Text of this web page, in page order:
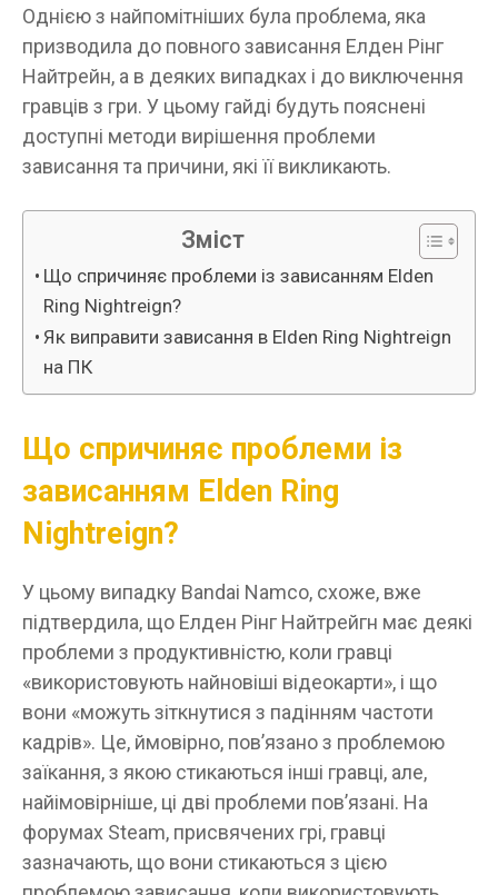
Однією з найпомітніших була проблема, яка
призводила до повного зависання Елден Рінг
Найтрейн, а в деяких випадках і до виключення
гравців з гри. У цьому гайді будуть пояснені
доступні методи вирішення проблеми
зависання та причини, які її викликають.
Зміст
Що спричиняє проблеми із зависанням Elden
Ring Nightreign?
Як виправити зависання в Elden Ring Nightreign
на ПК
Що спричиняє проблеми із
зависанням Elden Ring
Nightreign?
У цьому випадку Bandai Namco, схоже, вже
підтвердила, що Елден Рінг Найтрейгн має деякі
проблеми з продуктивністю, коли гравці
«використовують найновіші відеокарти», і що
вони «можуть зіткнутися з падінням частоти
кадрів». Це, ймовірно, пов’язано з проблемою
заїкання, з якою стикаються інші гравці, але,
найімовірніше, ці дві проблеми пов’язані. На
форумах Steam, присвячених грі, гравці
зазначають, що вони стикаються з цією